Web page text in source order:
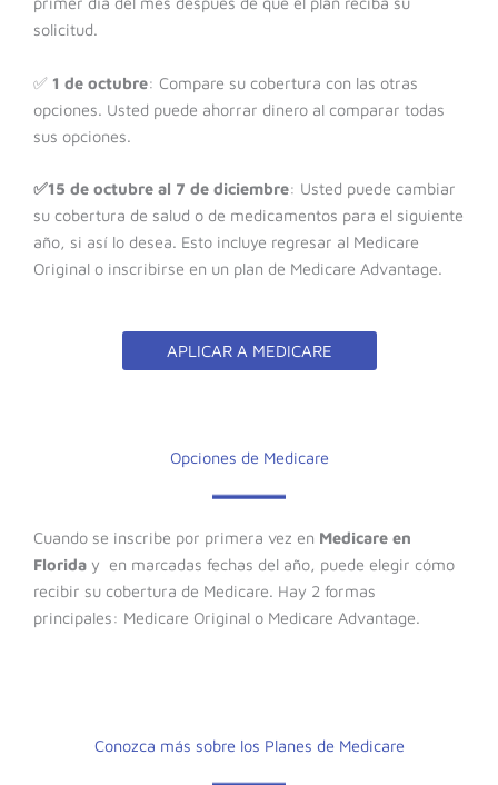
solicitud.
✅ 1 de octubre: Compare su cobertura con las otras
opciones. Usted puede ahorrar dinero al comparar todas
sus opciones.
✅15 de octubre al 7 de diciembre: Usted puede cambiar
su cobertura de salud o de medicamentos para el siguiente
año, si así lo desea. Esto incluye regresar al Medicare
Original o inscribirse en un plan de Medicare Advantage.
APLICAR A MEDICARE
Opciones de Medicare
Cuando se inscribe por primera vez en Medicare en
Florida y en marcadas fechas del año, puede elegir cómo
recibir su cobertura de Medicare. Hay 2 formas
principales: Medicare Original o Medicare Advantage.
Conozca más sobre los Planes de Medicare